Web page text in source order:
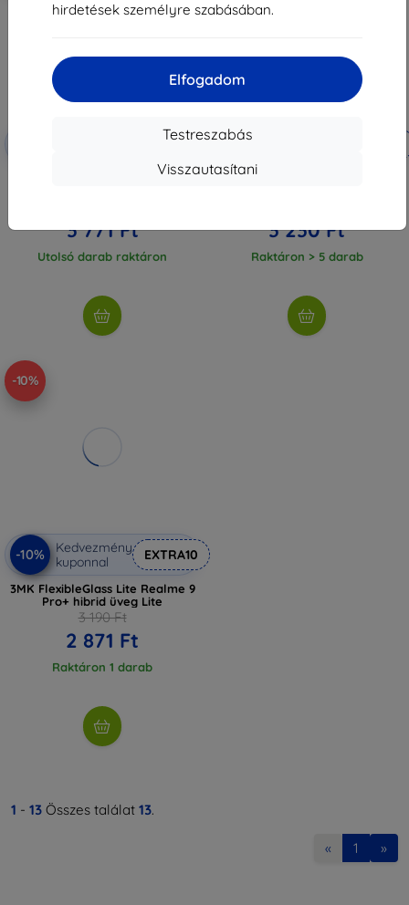
hirdetések személyre szabásában.
Elfogadom
Testreszabás
Visszautasítani
EXTRA10
3MK fólia 1UP Realme 9 Pro+
3 771 Ft
Utolsó darab raktáron
-10%
3MK Flexible Glass Hybrid Glass
3 230 Ft
Raktáron > 5 darab
-10%
-10%
Kedvezmény
kuponnal
EXTRA10
3MK FlexibleGlass Lite Realme 9
Pro+ hibrid üveg Lite
3 190 Ft
2 871 Ft
Raktáron 1 darab
1 - 13 Összes találat 13.
« 1 »